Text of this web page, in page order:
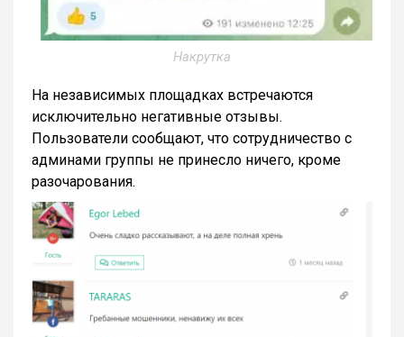
Накрутка
На независимых площадках встречаются
исключительно негативные отзывы.
Пользователи сообщают, что сотрудничество с
админами группы не принесло ничего, кроме
разочарования.